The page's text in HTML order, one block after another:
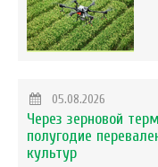
05.08.2026
Через зерновой
полугодие
культур